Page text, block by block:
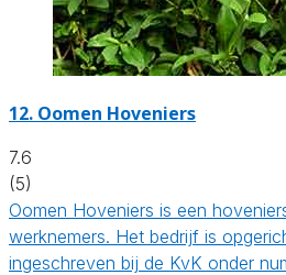
12. Oomen Hoveniers
7.6
(5)
Oomen Hoveniers is een
werknemers. Het bedrijf is
ingeschreven bij de KvK onder